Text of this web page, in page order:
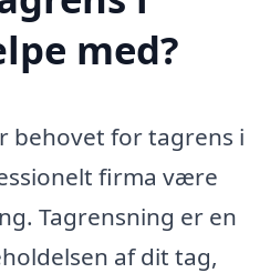
med?
behovet for tagrens i
firma være
Tagrensning er en
af dit tag,